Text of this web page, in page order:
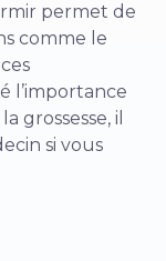
permet de
comme le
l’importance
grossesse, il
si vous